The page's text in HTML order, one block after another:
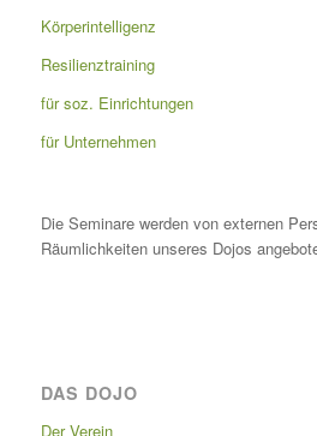
Körperintelligenz
Resilienztraining
für soz. Einrichtungen
für Unternehmen
Die Seminare werden von externen
Räumlichkeiten unseres Dojos
DAS DOJO
Der Verein